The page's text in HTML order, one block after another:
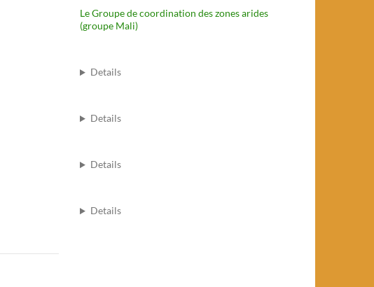
Le Groupe de coordination des zones arides
(groupe Mali)
Details
Details
Details
Details